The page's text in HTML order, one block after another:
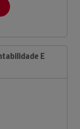
E